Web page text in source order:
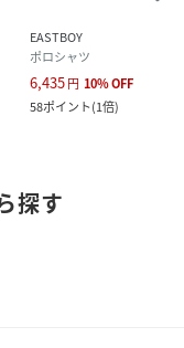
EASTBOY
ポロシャツ
6,435円 10%OFF
58ポイント(1倍)
探す